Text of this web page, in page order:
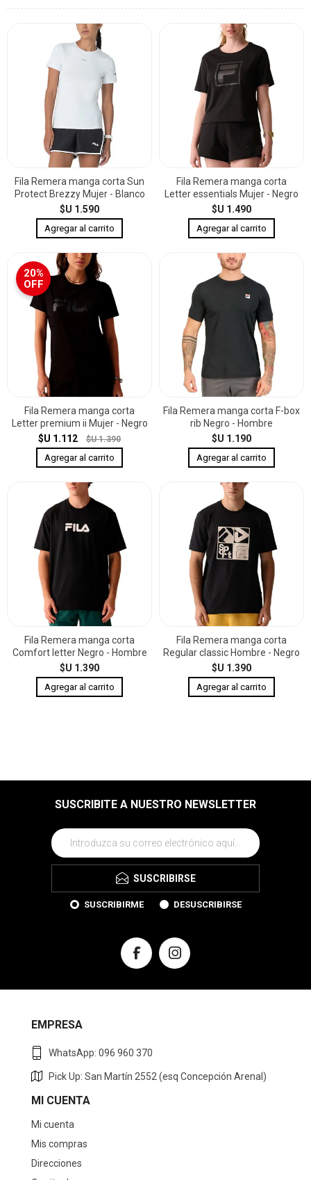
Fila Remera manga corta Sun
Protect Brezzy Mujer - Blanco
$U 1.590
Fila Remera manga corta
Letter essentials Mujer - Negro
$U 1.490
20%
OFF
Fila Remera manga corta
Letter premium ii Mujer - Negro
$U 1.112
$U 1.390
Fila Remera manga corta F-box
rib Negro - Hombre
$U 1.190
Fila Remera manga corta
Comfort letter Negro - Hombre
$U 1.390
Fila Remera manga corta
Regular classic Hombre - Negro
$U 1.390
SUSCRIBITE A NUESTRO NEWSLETTER
SUSCRIBIRSE
SUSCRIBIRME DESUSCRIBIRSE
EMPRESA
WhatsApp: 096 960 370
Pick Up: San Martín 2552 (esq Concepción Arenal)
MI CUENTA
Mi cuenta
Mis compras
Direcciones